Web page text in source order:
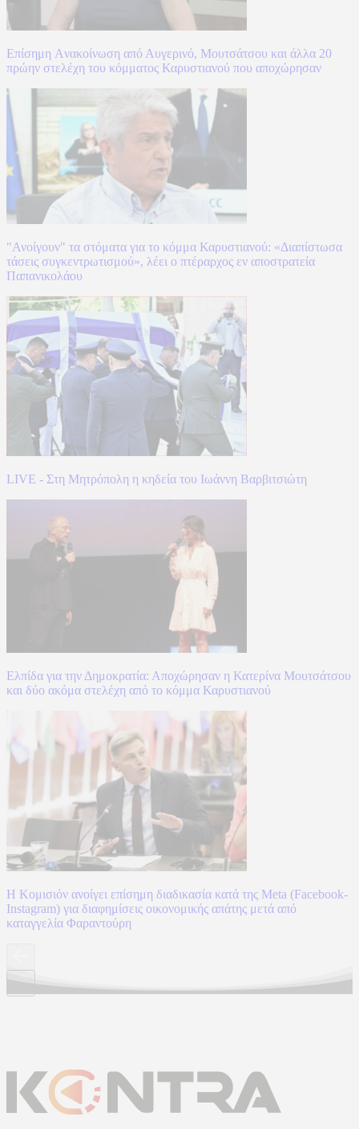
Επίσημη Aνακοίνωση από Αυγερινό, Μουτσάτσου και άλλα 20
πρώην στελέχη του κόμματος Καρυστιανού που αποχώρησαν
"Ανοίγουν" τα στόματα για το κόμμα Καρυστιανού: «Διαπίστωσα
τάσεις συγκεντρωτισμού», λέει ο πτέραρχος εν αποστρατεία
Παπανικολάου
LIVE - Στη Μητρόπολη η κηδεία του Ιωάννη Βαρβιτσιώτη
Ελπίδα για την Δημοκρατία: Αποχώρησαν η Κατερίνα Μουτσάτσου
και δύο ακόμα στελέχη από το κόμμα Καρυστιανού
Η Κομισιόν ανοίγει επίσημη διαδικασία κατά της Meta (Facebook-
Instagram) για διαφημίσεις οικονομικής απάτης μετά από
καταγγελία Φαραντούρη